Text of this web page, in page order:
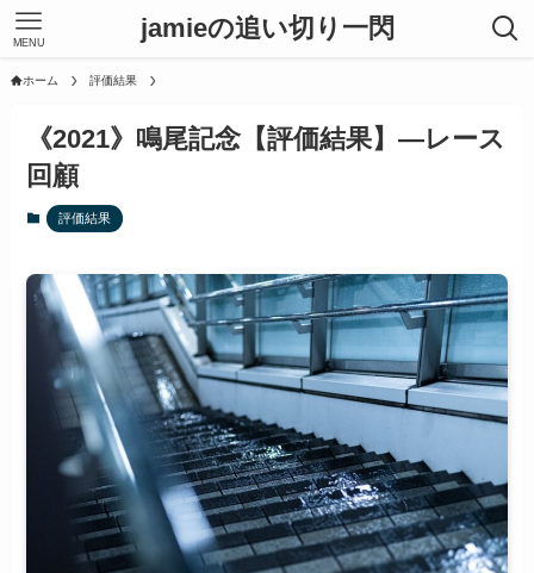
jamieの追い切り一閃
MENU
ホーム 評価結果
《2021》鳴尾記念【評価結果】―レース
回顧
評価結果